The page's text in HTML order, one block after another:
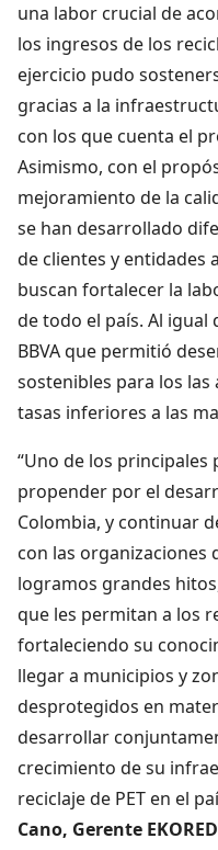
una labor crucial de
los ingresos de los
ejercicio pudo
gracias a la
con los que cuenta el
Asimismo, con el
mejoramiento de la
se han desarrollado
de clientes y entidades
buscan fortalecer la
de todo el país. Al igual
BBVA que permitió
sostenibles para los las
tasas inferiores a las
“Uno de los principales
propender por el
Colombia, y continuar
con las organizaciones
logramos grandes
que les permitan a los
fortaleciendo su
llegar a municipios y
desprotegidos en
desarrollar
crecimiento de su
reciclaje de PET en el
Cano, Gerente EKORED